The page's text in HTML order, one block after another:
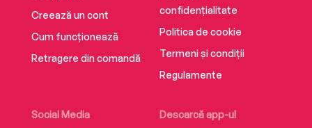
Creează un cont
Cum funcționează
Retragere din comandă
Social Media
Descarcă app-ul
confidențialitate
Politica de cookie
Termeni și condiții
Regulamente